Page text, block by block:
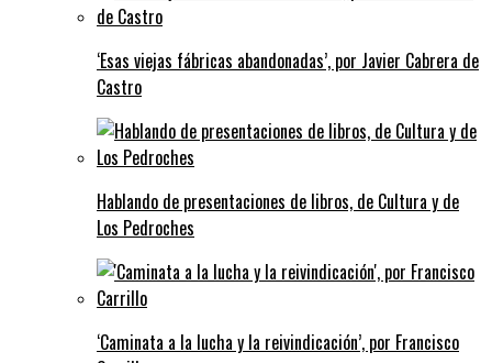
‘Esas viejas fábricas abandonadas’, por Javier Cabrera de
Castro
Hablando de presentaciones de libros, de Cultura y de
Los Pedroches
‘Caminata a la lucha y la reivindicación’, por Francisco